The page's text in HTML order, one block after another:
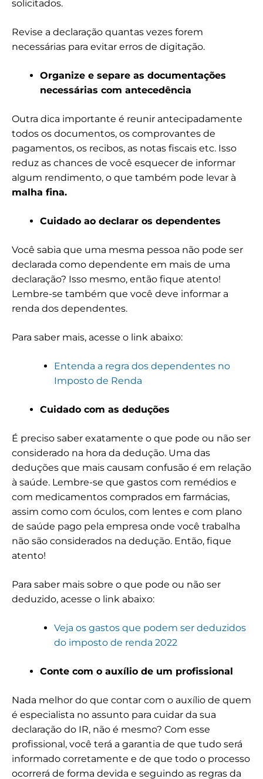
solicitados.
Revise a declaração quantas vezes forem
necessárias para evitar erros de digitação.
Organize e separe as documentações
necessárias com antecedência
Outra dica importante é reunir antecipadamente
todos os documentos, os comprovantes de
pagamentos, os recibos, as notas fiscais etc. Isso
reduz as chances de você esquecer de informar
algum rendimento, o que também pode levar à
malha fina.
Cuidado ao declarar os dependentes
Você sabia que uma mesma pessoa não pode ser
declarada como dependente em mais de uma
declaração? Isso mesmo, então fique atento!
Lembre-se também que você deve informar a
renda dos dependentes.
Para saber mais, acesse o link abaixo:
Entenda a regra dos dependentes no
Imposto de Renda
Cuidado com as deduções
É preciso saber exatamente o que pode ou não ser
considerado na hora da dedução. Uma das
deduções que mais causam confusão é em relação
à saúde. Lembre-se que gastos com remédios e
com medicamentos comprados em farmácias,
assim como com óculos, com lentes e com plano
de saúde pago pela empresa onde você trabalha
não são considerados na dedução. Então, fique
atento!
Para saber mais sobre o que pode ou não ser
deduzido, acesse o link abaixo:
Veja os gastos que podem ser deduzidos
do imposto de renda 2022
Conte com o auxílio de um profissional
Nada melhor do que contar com o auxílio de quem
é especialista no assunto para cuidar da sua
declaração do IR, não é mesmo? Com esse
profissional, você terá a garantia de que tudo será
informado corretamente e de que todo o processo
ocorrerá de forma devida e seguindo as regras da